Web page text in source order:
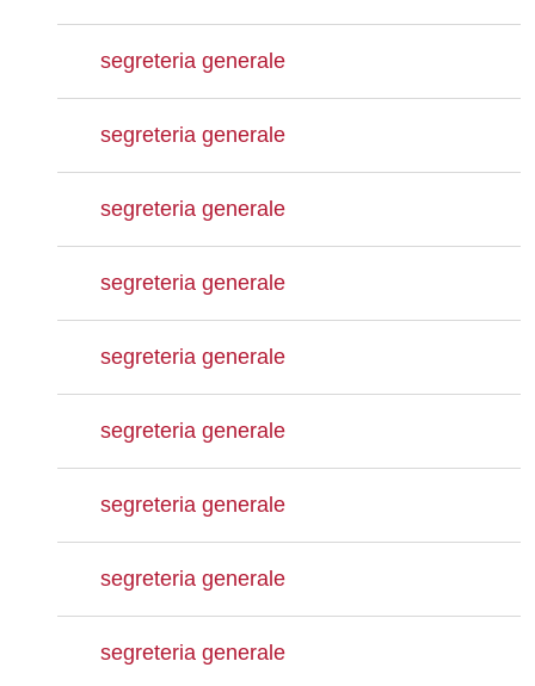
segreteria generale
segreteria generale
segreteria generale
segreteria generale
segreteria generale
segreteria generale
segreteria generale
segreteria generale
segreteria generale